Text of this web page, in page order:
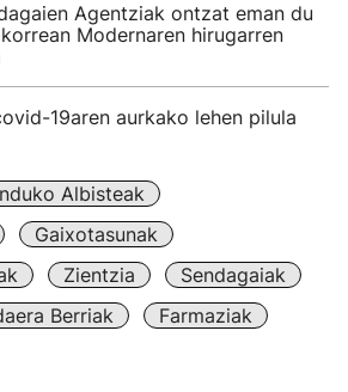
Agentziak ontzat eman du
Modernaren hirugarren
19aren aurkako lehen pilula
Albisteak
Gaixotasunak
Zientzia
Sendagaiak
Berriak
Farmaziak